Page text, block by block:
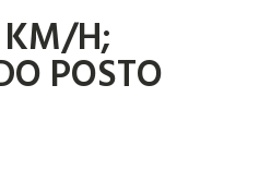
KM/H;
POSTO